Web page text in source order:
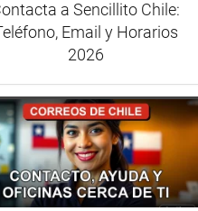
a Sencillito Chile:
Email y Horarios
2026